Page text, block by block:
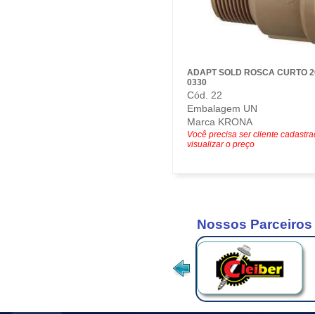
ADAPT SOLD ROSCA CURTO
0330
Cód. 22
Embalagem UN
Marca KRONA
Você precisa ser cliente
visualizar o preço
Nossos Parceiros